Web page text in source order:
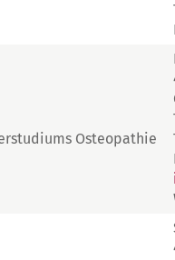
Osteopathie